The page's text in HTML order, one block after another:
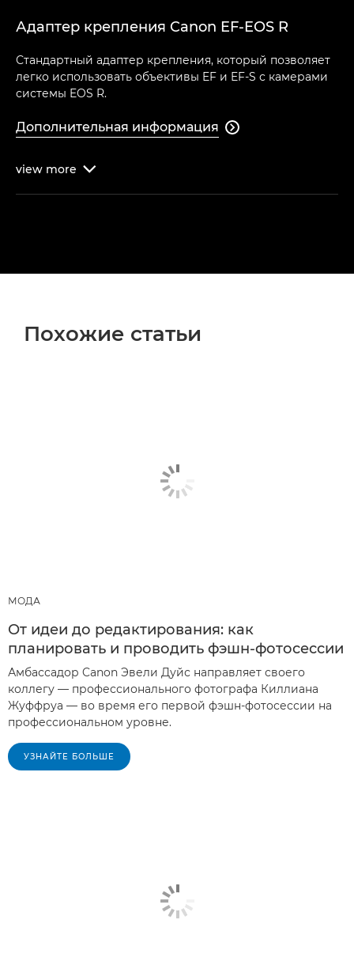
Адаптер крепления Canon EF-EOS R
Стандартный адаптер крепления, который позволяет
легко использовать объективы EF и EF-S с камерами
системы EOS R.
Дополнительная информация 
view more 
Похожие статьи
МОДА
От идеи до редактирования: как
планировать и проводить фэшн-фотосессии
Амбассадор Canon Эвели Дуйс направляет своего
коллегу — профессионального фотографа Киллиана
Жуффруа — во время его первой фэшн-фотосессии на
профессиональном уровне.
УЗНАЙТЕ БОЛЬШЕ